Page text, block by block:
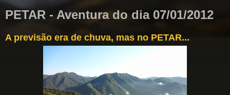
PETAR - Aventura do dia 07/01/2012
A previsão era de chuva, mas no PETAR...